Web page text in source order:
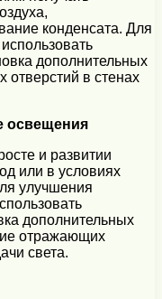
конденсата. Для
дополнительных
отверстий в стенах
освещения
и развитии
или в условиях
улучшения
дополнительных
отражающих
света.